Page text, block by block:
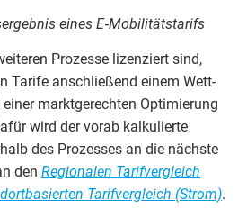
eines E‑Mobilitätstarifs
Pro­zes­se lizen­ziert sind,
Tari­fe anschlie­ßend einem Wett­
markt­ge­rech­ten Opti­mie­rung
wird der vor­ab kal­ku­lier­te
des Pro­zes­ses an die nächs­te
den Regio­na­len Tarif­ver­gleich
Tarif­ver­gleich (Strom).